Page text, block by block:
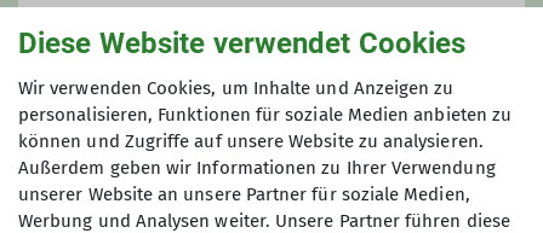
0176 477 80 801
daniel.wiesner@alpenverein-
gera.de
Qualifikationen
Gruppe
Wandergruppe
Diese Website verwendet Cookies
Wir verwenden Cookies, um Inhalte und Anzeigen zu
personalisieren, Funktionen für soziale Medien anbieten zu
können und Zugriffe auf unsere Website zu analysieren.
Außerdem geben wir Informationen zu Ihrer Verwendung
unserer Website an unsere Partner für soziale Medien,
Werbung und Analysen weiter. Unsere Partner führen diese